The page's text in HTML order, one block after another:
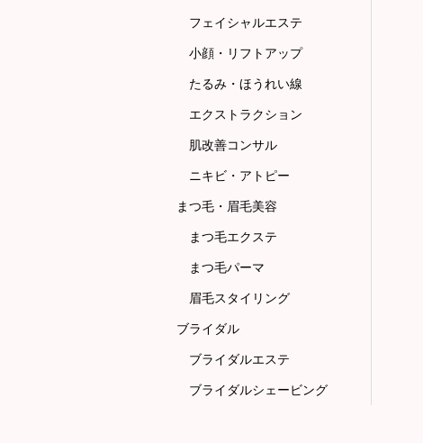
フェイシャルエステ
小顔・リフトアップ
たるみ・ほうれい線
エクストラクション
肌改善コンサル
ニキビ・アトピー
まつ毛・眉毛美容
まつ毛エクステ
まつ毛パーマ
眉毛スタイリング
ブライダル
ブライダルエステ
ブライダルシェービング